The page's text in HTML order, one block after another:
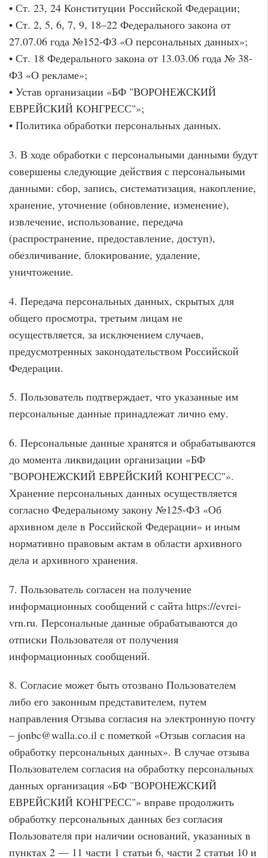
• Ст. 23, 24 Конституции Российской Федерации;
• Ст. 2, 5, 6, 7, 9, 18–22 Федерального закона от
27.07.06 года №152-ФЗ «О персональных данных»;
• Ст. 18 Федерального закона от 13.03.06 года № 38-
ФЗ «О рекламе»;
• Устав организации «БФ "ВОРОНЕЖСКИЙ
ЕВРЕЙСКИЙ КОНГРЕСС"»;
• Политика обработки персональных данных.
3. В ходе обработки с персональными данными будут
совершены следующие действия с персональными
данными: сбор, запись, систематизация, накопление,
хранение, уточнение (обновление, изменение),
извлечение, использование, передача
(распространение, предоставление, доступ),
обезличивание, блокирование, удаление,
уничтожение.
4. Передача персональных данных, скрытых для
общего просмотра, третьим лицам не
осуществляется, за исключением случаев,
предусмотренных законодательством Российской
Федерации.
5. Пользователь подтверждает, что указанные им
персональные данные принадлежат лично ему.
6. Персональные данные хранятся и обрабатываются
до момента ликвидации организации «БФ
"ВОРОНЕЖСКИЙ ЕВРЕЙСКИЙ КОНГРЕСС"».
Хранение персональных данных осуществляется
согласно Федеральному закону №125-ФЗ «Об
архивном деле в Российской Федерации» и иным
нормативно правовым актам в области архивного
дела и архивного хранения.
7. Пользователь согласен на получение
информационных сообщений с сайта https://evrei-
vrn.ru. Персональные данные обрабатываются до
отписки Пользователя от получения
информационных сообщений.
8. Согласие может быть отозвано Пользователем
либо его законным представителем, путем
направления Отзыва согласия на электронную почту
– jonbc@walla.co.il с пометкой «Отзыв согласия на
обработку персональных данных». В случае отзыва
Пользователем согласия на обработку персональных
данных организация «БФ "ВОРОНЕЖСКИЙ
ЕВРЕЙСКИЙ КОНГРЕСС"» вправе продолжить
обработку персональных данных без согласия
Пользователя при наличии оснований, указанных в
пунктах 2 — 11 части 1 статьи 6, части 2 статьи 10 и